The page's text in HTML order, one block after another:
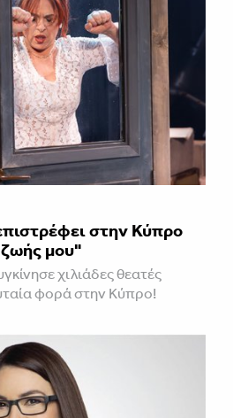
στην Κύπρο
μου"
χιλιάδες θεατές
φορά στην Κύπρο!